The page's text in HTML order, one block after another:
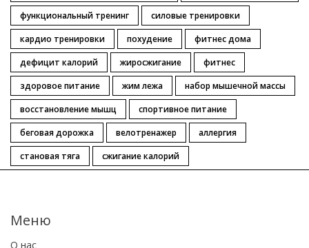
функциональный тренинг
силовые тренировки
кардио тренировки
похудение
фитнес дома
дефицит калорий
жиросжигание
фитнес
здоровое питание
жим лежа
набор мышечной массы
восстановление мышц
спортивное питание
беговая дорожка
велотренажер
аллергия
становая тяга
сжигание калорий
Меню
О нас